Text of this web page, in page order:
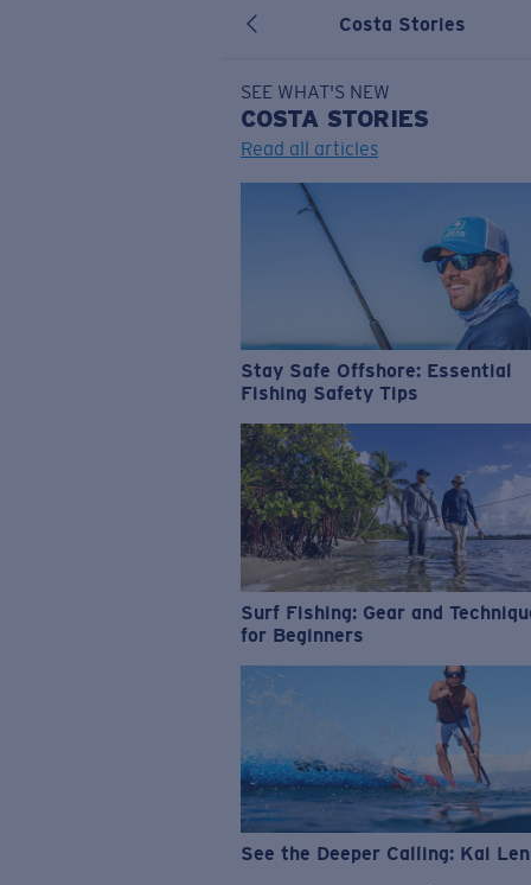
Costa Stories
SEE WHAT'S NEW
COSTA STORIES
Read all articles
Stay Safe Offshore: Essential
Fishing Safety Tips
Surf Fishing: Gear and
for Beginners
See the Deeper Calling: Kai